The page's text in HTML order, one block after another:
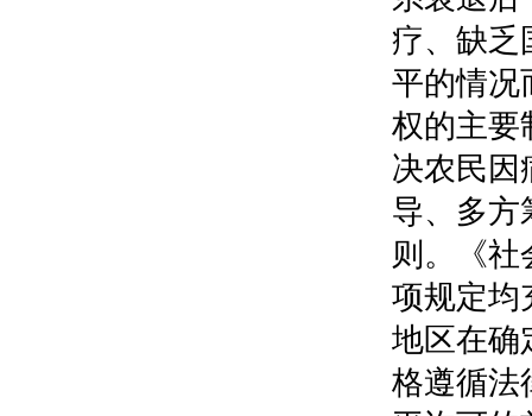
疗、缺乏
平的情况
权的主要
决农民因
导、多方
则。《
项规定均
地区在确
格遵循法